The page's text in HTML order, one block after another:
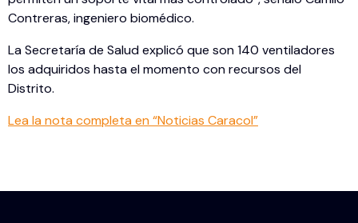
Contreras, ingeniero biomédico.
La Secretaría de Salud explicó que son 140 ventiladores
los adquiridos hasta el momento con recursos del
Distrito.
Lea la nota completa en “Noticias Caracol”